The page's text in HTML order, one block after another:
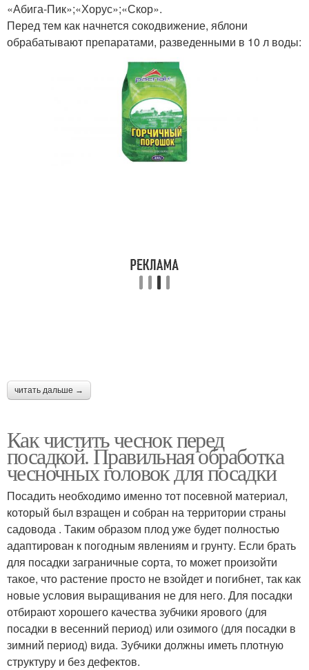
«Абига-Пик»;«Хорус»;«Скор».
Перед тем как начнется сокодвижение, яблони
обрабатывают препаратами, разведенными в 10 л воды:
читать дальше →
Как чистить чеснок перед
посадкой. Правильная обработка
чесночных головок для посадки
Посадить необходимо именно тот посевной материал,
который был взращен и собран на территории страны
садовода . Таким образом плод уже будет полностью
адаптирован к погодным явлениям и грунту. Если брать
для посадки заграничные сорта, то может произойти
такое, что растение просто не взойдет и погибнет, так как
новые условия выращивания не для него. Для посадки
отбирают хорошего качества зубчики ярового (для
посадки в весенний период) или озимого (для посадки в
зимний период) вида. Зубчики должны иметь плотную
структуру и без дефектов.